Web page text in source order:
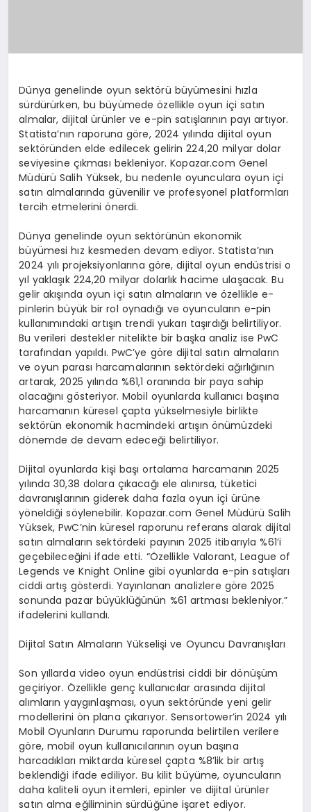
Dünya genelinde oyun sektörü büyümesini hızla
sürdürürken, bu büyümede özellikle oyun içi satın
almalar, dijital ürünler ve e-pin satışlarının payı artıyor.
Statista’nın raporuna göre, 2024 yılında dijital oyun
sektöründen elde edilecek gelirin 224,20 milyar dolar
seviyesine çıkması bekleniyor. Kopazar.com Genel
Müdürü Salih Yüksek, bu nedenle oyunculara oyun içi
satın almalarında güvenilir ve profesyonel platformları
tercih etmelerini önerdi.
Dünya genelinde oyun sektörünün ekonomik
büyümesi hız kesmeden devam ediyor. Statista’nın
2024 yılı projeksiyonlarına göre, dijital oyun endüstrisi o
yıl yaklaşık 224,20 milyar dolarlık hacime ulaşacak. Bu
gelir akışında oyun içi satın almaların ve özellikle e-
pinlerin büyük bir rol oynadığı ve oyuncuların e-pin
kullanımındaki artışın trendi yukarı taşırdığı belirtiliyor.
Bu verileri destekler nitelikte bir başka analiz ise PwC
tarafından yapıldı. PwC’ye göre dijital satın almaların
ve oyun parası harcamalarının sektördeki ağırlığının
artarak, 2025 yılında %61,1 oranında bir paya sahip
olacağını gösteriyor. Mobil oyunlarda kullanıcı başına
harcamanın küresel çapta yükselmesiyle birlikte
sektörün ekonomik hacmindeki artışın önümüzdeki
dönemde de devam edeceği belirtiliyor.
Dijital oyunlarda kişi başı ortalama harcamanın 2025
yılında 30,38 dolara çıkacağı ele alınırsa, tüketici
davranışlarının giderek daha fazla oyun içi ürüne
yöneldiği söylenebilir. Kopazar.com Genel Müdürü Salih
Yüksek, PwC’nin küresel raporunu referans alarak dijital
satın almaların sektördeki payının 2025 itibarıyla %61’i
geçebileceğini ifade etti. “Özellikle Valorant, League of
Legends ve Knight Online gibi oyunlarda e-pin satışları
ciddi artış gösterdi. Yayınlanan analizlere göre 2025
sonunda pazar büyüklüğünün %61 artması bekleniyor.”
ifadelerini kullandı.
Dijital Satın Almaların Yükselişi ve Oyuncu Davranışları
Son yıllarda video oyun endüstrisi ciddi bir dönüşüm
geçiriyor. Özellikle genç kullanıcılar arasında dijital
alımların yaygınlaşması, oyun sektöründe yeni gelir
modellerini ön plana çıkarıyor. Sensortower’in 2024 yılı
Mobil Oyunların Durumu raporunda belirtilen verilere
göre, mobil oyun kullanıcılarının oyun başına
harcadıkları miktarda küresel çapta %8’lik bir artış
beklendiği ifade ediliyor. Bu kilit büyüme, oyuncuların
daha kaliteli oyun itemleri, epinler ve dijital ürünler
satın alma eğiliminin sürdüğüne işaret ediyor.